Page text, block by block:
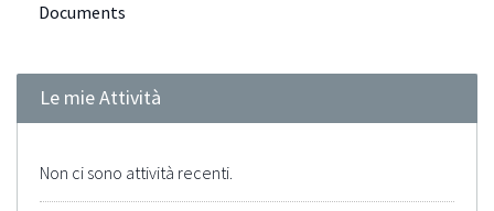
Documents
Le mie Attività
Non ci sono attività recenti.